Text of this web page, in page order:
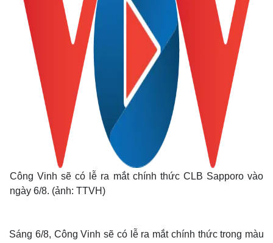
Công Vinh sẽ có lễ ra mắt chính thức CLB Sapporo vào
ngày 6/8. (ảnh: TTVH)
Sáng 6/8, Công Vinh sẽ có lễ ra mắt chính thức trong màu